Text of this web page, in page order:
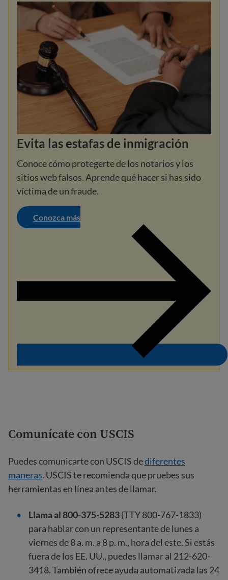
Evita las estafas de inmigración
Conoce cómo protegerte de los notarios y los
sitios web falsos. Aprende qué hacer si has sido
víctima de un fraude.
Conozca más
Comunícate con USCIS
Puedes comunicarte con USCIS dediferentes
maneras. USCIS te recomienda que pruebes sus
herramientas en línea antes de llamar.
Llama al 800-375-5283(TTY 800-767-1833)
para hablar con un representante de lunes a
viernes de 8 a. m. a 8 p. m., hora del este. Si estás
fuera de los EE. UU., puedes llamar al 212-620-
3418. También ofrece ayuda automatizada las 24